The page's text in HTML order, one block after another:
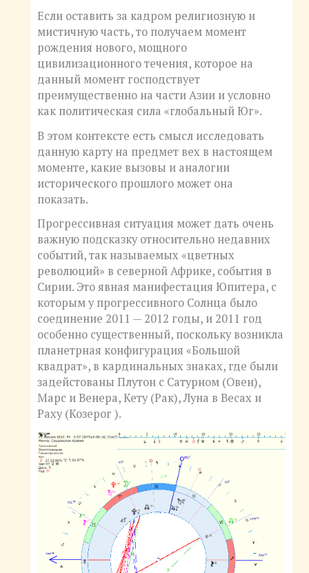
Если оставить за кадром религиозную и
мистичную часть, то получаем момент
рождения нового, мощного
цивилизационного течения, которое на
данный момент господствует
преимущественно на части Азии и условно
как политическая сила «глобальный Юг».
В этом контексте есть смысл исследовать
данную карту на предмет вех в настоящем
моменте, какие вызовы и аналогии
исторического прошлого может она
показать.
Прогрессивная ситуация может дать очень
важную подсказку относительно недавних
событий, так называемых «цветных
революций» в северной Африке, события в
Сирии. Это явная манифестация Юпитера, с
которым у прогрессивного Солнца было
соединение 2011 — 2012 годы, и 2011 год
особенно существенный, поскольку возникла
планетрная конфигурация «Большой
квадрат», в кардинальных знаках, где были
задейстованы Плутон с Сатурном (Овен),
Марс и Венера, Кету (Рак), Луна в Весах и
Раху (Козерог ).